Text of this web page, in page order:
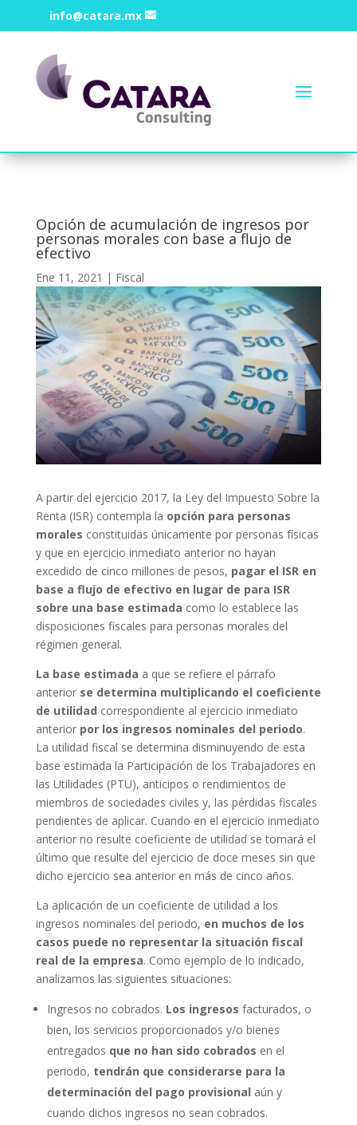
info@catara.mx
Opción de acumulación de ingresos por
personas morales con base a flujo de
efectivo
Ene 11, 2021 | Fiscal
A partir del ejercicio 2017, la Ley del Impuesto Sobre la
Renta (ISR) contempla la opción para personas
morales constituidas únicamente por personas físicas
y que en ejercicio inmediato anterior no hayan
excedido de cinco millones de pesos, pagar el ISR en
base a flujo de efectivo en lugar de para ISR
sobre una base estimada como lo establece las
disposiciones fiscales para personas morales del
régimen general.
La base estimada a que se refiere el párrafo
anterior se determina multiplicando el coeficiente
de utilidad correspondiente al ejercicio inmediato
anterior por los ingresos nominales del periodo.
La utilidad fiscal se determina disminuyendo de esta
base estimada la Participación de los Trabajadores en
las Utilidades (PTU), anticipos o rendimientos de
miembros de sociedades civiles y, las pérdidas fiscales
pendientes de aplicar. Cuando en el ejercicio inmediato
anterior no resulte coeficiente de utilidad se tomará el
último que resulte del ejercicio de doce meses sin que
dicho ejercicio sea anterior en más de cinco años.
La aplicación de un coeficiente de utilidad a los
ingresos nominales del periodo, en muchos de los
casos puede no representar la situación fiscal
real de la empresa. Como ejemplo de lo indicado,
analizamos las siguientes situaciones:
Ingresos no cobrados. Los ingresos facturados, o
bien, los servicios proporcionados y/o bienes
entregados que no han sido cobrados en el
periodo, tendrán que considerarse para la
determinación del pago provisional aún y
cuando dichos ingresos no sean cobrados.